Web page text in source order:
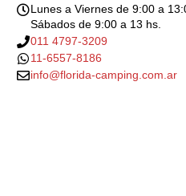
Lunes a Viernes de 9:00 a
Sábados de 9:00 a 13 hs.
011 4797-3209
11-6557-8186
info@florida-camping.com.ar